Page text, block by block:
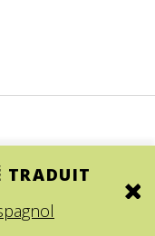
TRADUIT
SITE BY DEV